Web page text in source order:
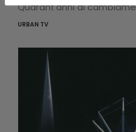
Quarant’anni di
URBAN TV